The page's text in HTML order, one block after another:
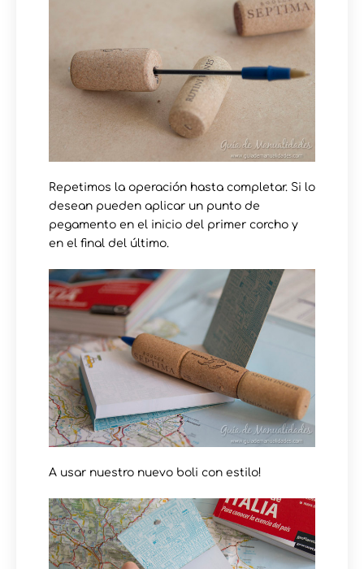
Repetimos la operación hasta completar. Si lo
desean pueden aplicar un punto de
pegamento en el inicio del primer corcho y
en el final del último.
A usar nuestro nuevo boli con estilo!